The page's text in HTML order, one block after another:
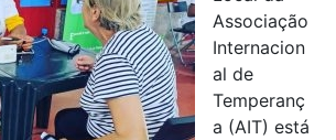
Associação
Internacion
al de
Temperanç
a (AIT) está